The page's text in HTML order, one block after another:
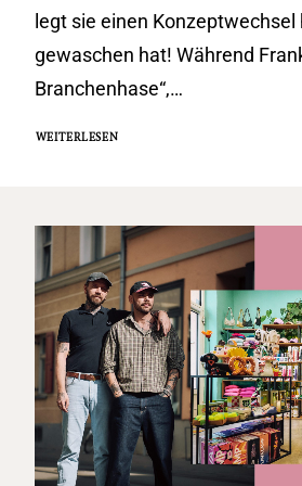
legt sie einen Konzeptwechsel
gewaschen hat! Während
Branchenhase“,…
WEITERLESEN